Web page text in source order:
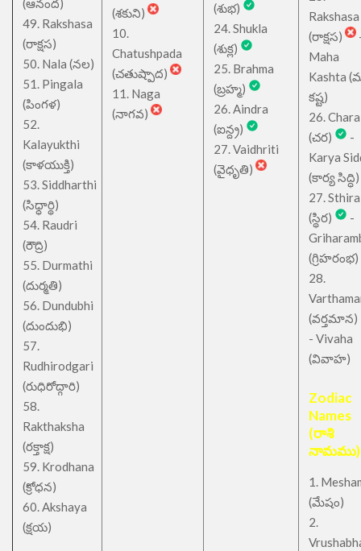
(ఆనంద)
49. Rakshasa
(రాక్షస)
50. Nala (నల)
51. Pingala
(పింగళ)
52.
Kalayukthi
(కాళయుక్తి)
53. Siddharthi
(సిధ్ధార్థి)
54. Raudri
(రౌద్రి)
55. Durmathi
(దుర్మతి)
56. Dundubhi
(దుందుభి)
57.
Rudhirodgari
(రుధిరోద్గారి)
58.
Rakthaksha
(రక్తాక్ష)
59. Krodhana
(క్రోధన)
60. Akshaya
(క్షయ)
(శకుని)
10.
Chatushpada
(చతుష్పాద)
11. Naga
(నాగవ)
(శుభ)
24. Shukla
(శుక్ల)
25. Brahma
(బ్రహ్మ)
26. Aindra
(ఐన్ద్ర)
27. Vaidhriti
(వైధృతి)
Rakshasa
(రాక్షస)
Maha
Kashta
కష్ట)
26. Chara
(చర)
-
Karya
(కార్య సిద్ధి)
27. Sthira
(స్థిర)
-
(గ్రిహరంభ)
28.
(వర్తమాన)
- Vivaha
(వివాహ)
Zodiac
Names
(రాశి
నామము)
1.
(మేషం)
2.